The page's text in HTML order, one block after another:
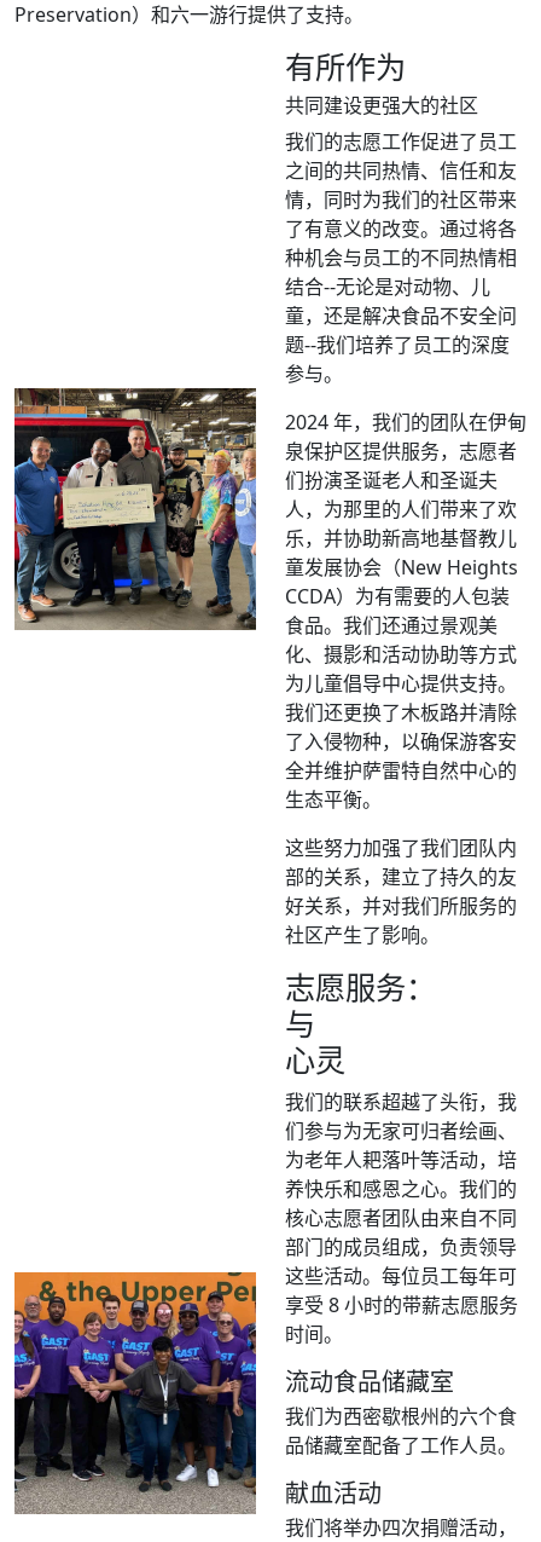
Preservation）和六一游行提供了支持。
有所作为
共同建设更强大的社区
我们的志愿工作促进了员工
之间的共同热情、信任和友
情，同时为我们的社区带来
了有意义的改变。通过将各
种机会与员工的不同热情相
结合--无论是对动物、儿
童，还是解决食品不安全问
题--我们培养了员工的深度
参与。
2024 年，我们的团队在伊甸
泉保护区提供服务，志愿者
们扮演圣诞老人和圣诞夫
人，为那里的人们带来了欢
乐，并协助新高地基督教儿
童发展协会（New Heights
CCDA）为有需要的人包装
食品。我们还通过景观美
化、摄影和活动协助等方式
为儿童倡导中心提供支持。
我们还更换了木板路并清除
了入侵物种，以确保游客安
全并维护萨雷特自然中心的
生态平衡。
这些努力加强了我们团队内
部的关系，建立了持久的友
好关系，并对我们所服务的
社区产生了影响。
志愿服务：
与
心灵
我们的联系超越了头衔，我
们参与为无家可归者绘画、
为老年人耙落叶等活动，培
养快乐和感恩之心。我们的
核心志愿者团队由来自不同
部门的成员组成，负责领导
这些活动。每位员工每年可
享受 8 小时的带薪志愿服务
时间。
流动食品储藏室
我们为西密歇根州的六个食
品储藏室配备了工作人员。
献血活动
我们将举办四次捐赠活动，